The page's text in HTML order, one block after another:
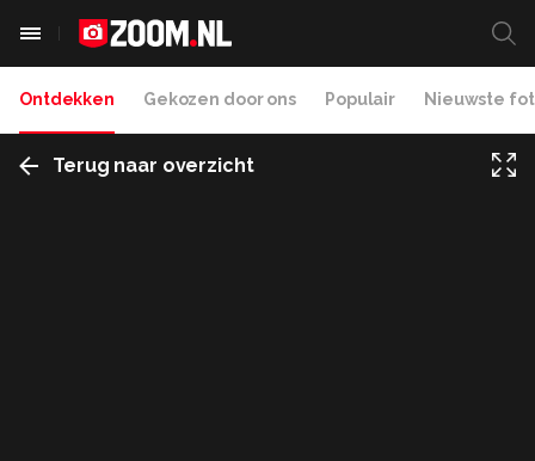
Ontdekken Gekozen door ons Populair Nieuwste
Terug naar overzicht